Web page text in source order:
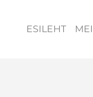
ESILEHT